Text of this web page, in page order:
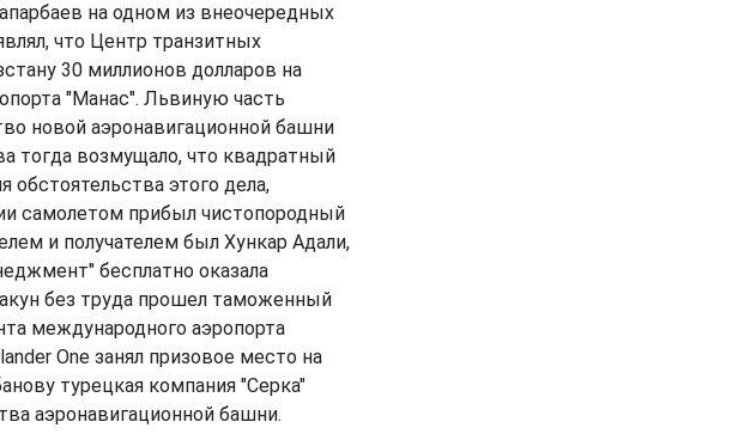
на одном из внеочередных
что Центр транзитных
30 миллионов долларов на
"Манас". Львиную часть
новой аэронавигационной башни
тогда возмущало, что квадратный
этого дела,
самолетом прибыл чистопородный
и получателем был Хункар Адали,
бесплатно оказала
без труда прошел таможенный
международного аэропорта
One занял призовое место на
турецкая компания "Серка"
аэронавигационной башни.